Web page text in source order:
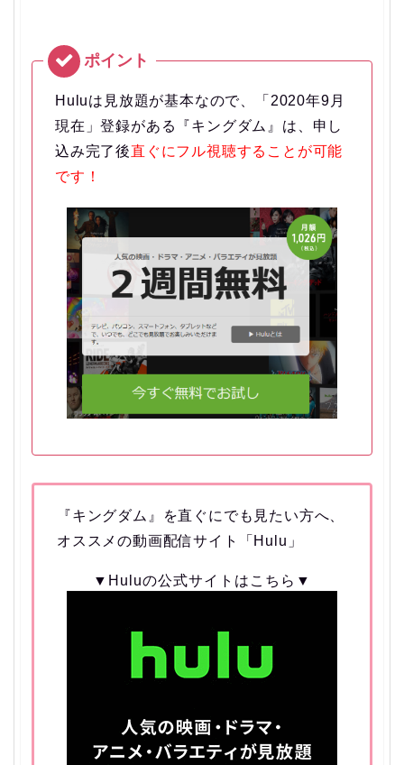
Huluは見放題が基本なので、「2020年9月
現在」登録がある『キングダム』は、申し
込み完了後直ぐにフル視聴することが可能
です！
『キングダム』を直ぐにでも見たい方へ、
オススメの動画配信サイト「Hulu」
▼Huluの公式サイトはこちら▼